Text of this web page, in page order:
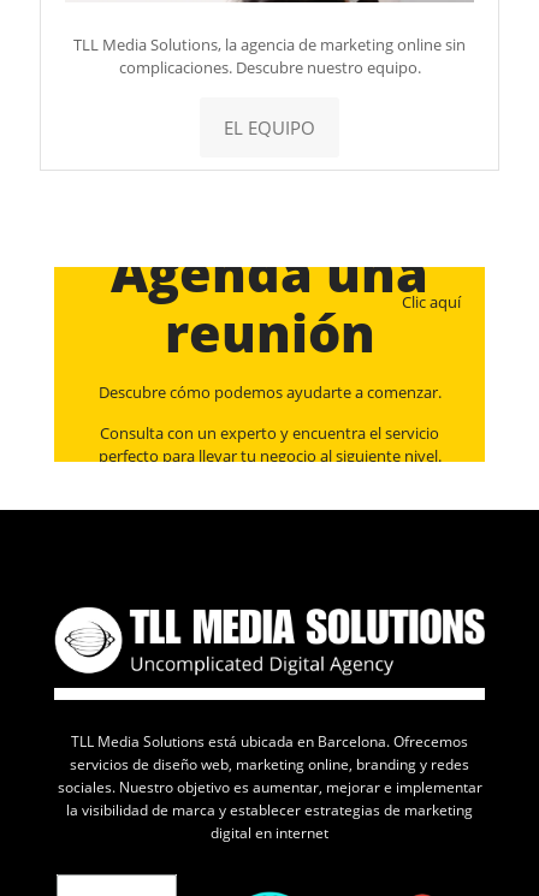
TLL Media Solutions, la agencia de marketing online sin
complicaciones. Descubre nuestro equipo.
EL EQUIPO
Clic aquí
Agenda una
reunión
Descubre cómo podemos ayudarte a comenzar.
Consulta con un experto y encuentra el servicio
perfecto para llevar tu negocio al siguiente nivel.
TLL Media Solutions está ubicada en Barcelona. Ofrecemos
servicios de diseño web, marketing online, branding y redes
sociales. Nuestro objetivo es aumentar, mejorar e implementar
la visibilidad de marca y establecer estrategias de marketing
digital en internet